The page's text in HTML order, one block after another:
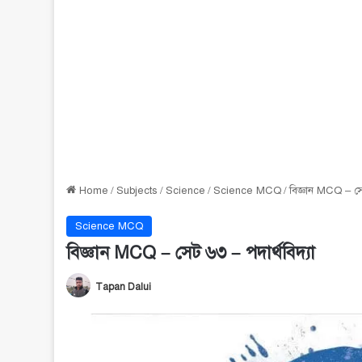
Home / Subjects / Science / Science MCQ / বিজ্ঞান MCQ –
Science MCQ
বিজ্ঞান MCQ – সেট ৬৩ – পদার্থবিদ্যা
Tapan Dalui